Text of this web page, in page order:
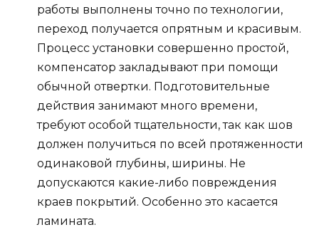
работы выполнены точно по технологии,
переход получается опрятным и красивым.
Процесс установки совершенно простой,
компенсатор закладывают при помощи
обычной отвертки. Подготовительные
действия занимают много времени,
требуют особой тщательности, так как шов
должен получиться по всей протяженности
одинаковой глубины, ширины. Не
допускаются какие-либо повреждения
краев покрытий. Особенно это касается
ламината.